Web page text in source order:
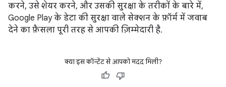
करने, उसे शेयर करने, और उसकी सुरक्षा के तरीकों के बारे में,
Google Play के डेटा की सुरक्षा वाले सेक्शन के फ़ॉर्म में जवाब
देने का फ़ैसला पूरी तरह से आपकी ज़िम्मेदारी है.
क्या इस कॉन्टेंट से आपको मदद मिली?